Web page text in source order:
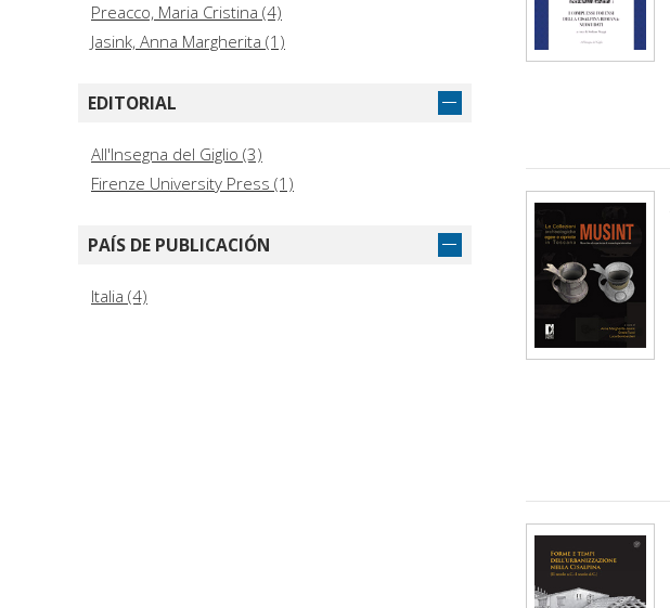
Preacco, Maria Cristina (4)
Jasink, Anna Margherita (1)
EDITORIAL
All'Insegna del Giglio (3)
Firenze University Press (1)
PAÍS DE PUBLICACIÓN
Italia (4)